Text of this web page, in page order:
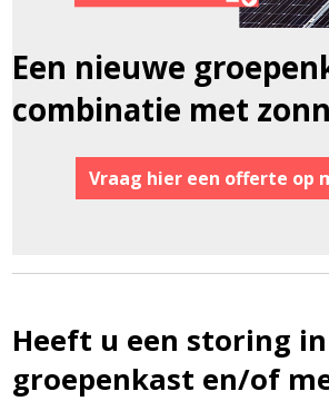
Een nieuwe
combinatie met
Vraag hier een offerte op
Heeft u een storing
groepenkast en/of